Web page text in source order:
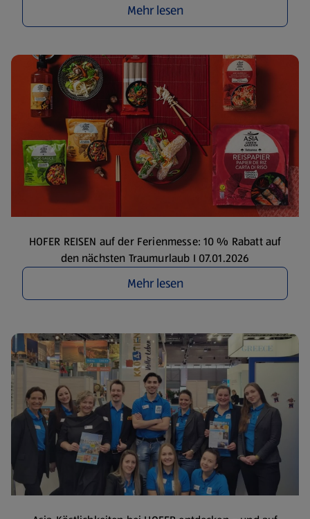
Mehr lesen
HOFER REISEN auf der Ferienmesse: 10 % Rabatt auf
den nächsten Traumurlaub I 07.01.2026
Mehr lesen